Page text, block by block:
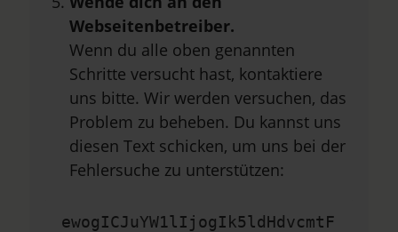
Webseitenbetreiber.
Wenn du alle oben genannten
Schritte versucht hast, kontaktiere
uns bitte. Wir werden versuchen, das
Problem zu beheben. Du kannst uns
diesen Text schicken, um uns bei der
Fehlersuche zu unterstützen:
ewogICJuYW1lIjogIk5ldHdvcmtF